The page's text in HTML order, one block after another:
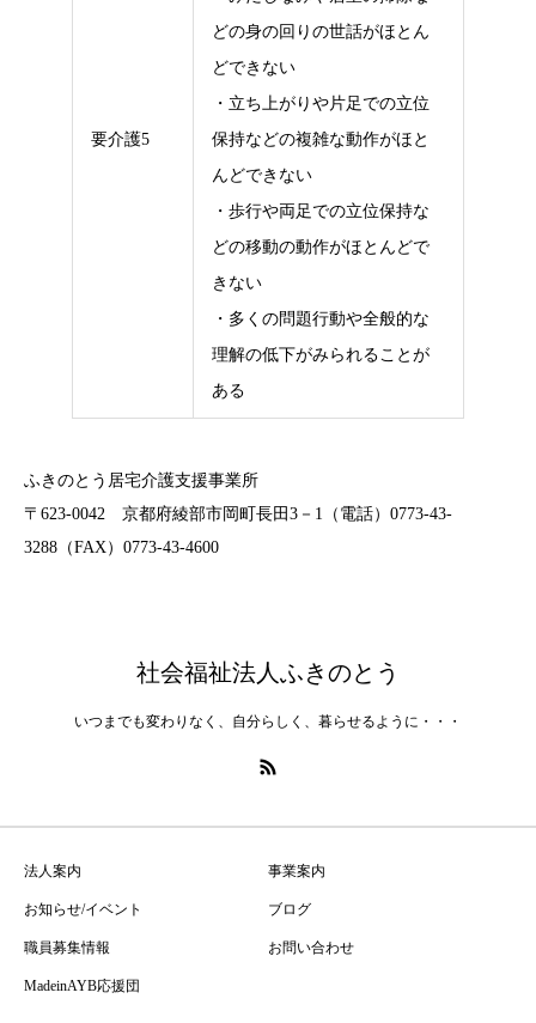
要介護5
どの身の回りの世話がほとん
どできない
・立ち上がりや片足での立位
保持などの複雑な動作がほと
んどできない
・歩行や両足での立位保持な
どの移動の動作がほとんどで
きない
・多くの問題行動や全般的な
理解の低下がみられることが
ある
ふきのとう居宅介護支援事業所
〒623-0042 京都府綾部市岡町長田3－1（電話）0773-43-
3288（FAX）0773-43-4600
社会福祉法人ふきのとう
いつまでも変わりなく、自分らしく、暮らせるように・・・
法人案内 事業案内
お知らせ/イベント ブログ
職員募集情報 お問い合わせ
MadeinAYB応援団